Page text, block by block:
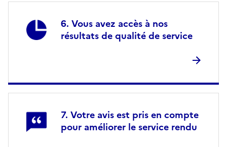
Vous avez accès à nos
résultats de qualité de service
Votre avis est pris en compte
pour améliorer le service rendu